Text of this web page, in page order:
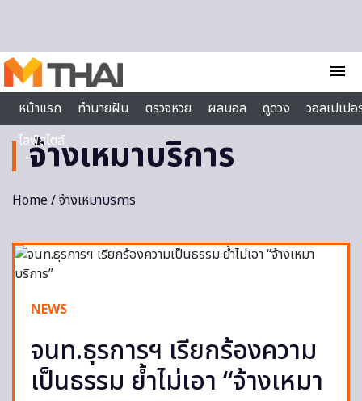
menu
หน้าแรก
ทำนายฝัน ตรวจหวย ผลบอล ดูดวง
วอลเปเป
ไลฟ์สไตล์
จ้างเหมาบริการ
Home/ จ้างเหมาบริการ
NEWS
จนท.ธุรการฯ เรียกร้องความ
เป็นธรรม ย้ำไม่เอา “จ้างเหมา